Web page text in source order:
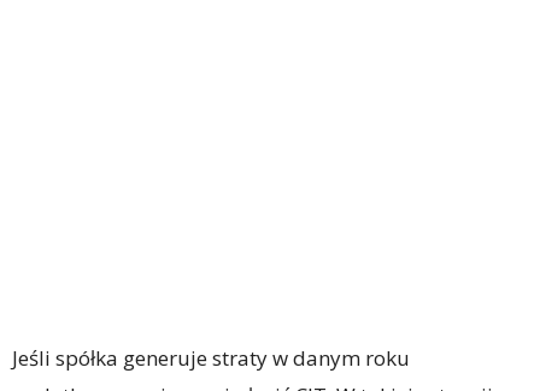
Jeśli spółka generuje straty w danym roku